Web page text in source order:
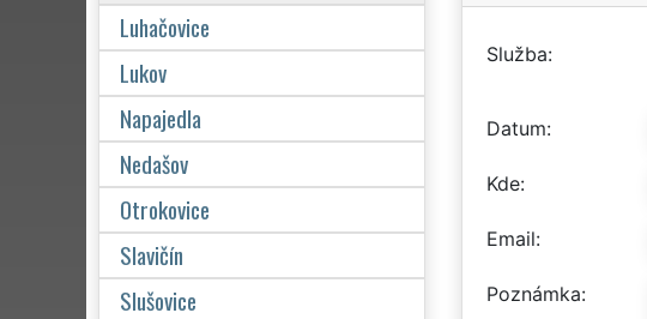
Služba
Datum
Kde
Email
Poznámka
Luhačovice
Lukov
Napajedla
Nedašov
Otrokovice
Slavičín
Slušovice